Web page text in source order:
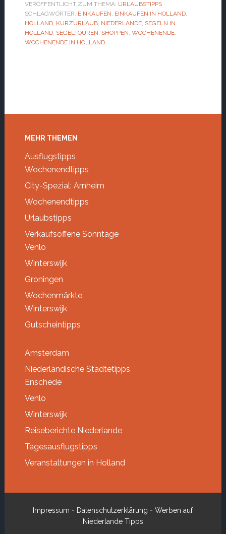
VERÖFFENTLICHT ZUM THEMA: URLAUBSTIPPS
SCHLAGWÖRTER: EINKAUFEN, EINKAUFEN IN HOLLAND,
HOLLAND, KURZURLAUB, NIEDERLANDE, SEGELN IN
HOLLAND, SEGELTOUREN, SHOPPEN, WOCHENENDE,
WOCHENENDE IN HOLLAND
Footer
MEHR THEMEN
Ausflugstipps
Wochenendtipps
City-Spezial: Arnheim
Wochenendtipps
Urlaubstipps
Verkaufsoffene Sonntage
Venlo
Winterswijk
Groningen
Wochenmärkte
Winterswijk
Gutscheintipps
Amsterdam
Niederländische Städtetipps
Enschede
Venlo
Winterswijk
Reiseberichte Niederlande
Tagesausflugstipps
Veranstaltungen in Holland
Impressum - Datenschutzerklärung -Werben auf
Niederlande Tipps